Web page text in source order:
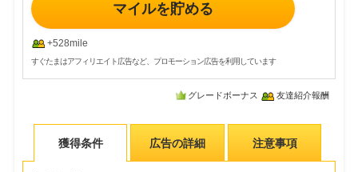
マイルを貯める
+528mile
すぐたまはアフィリエイト広告など、プロモーション広告を利用しています
グレードボーナス 友達紹介報酬
獲得条件 広告の詳細 注意事項